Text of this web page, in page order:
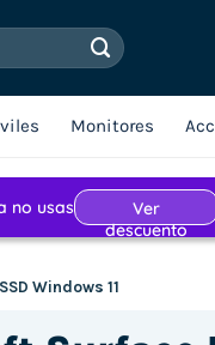
Monitores
Windows 11